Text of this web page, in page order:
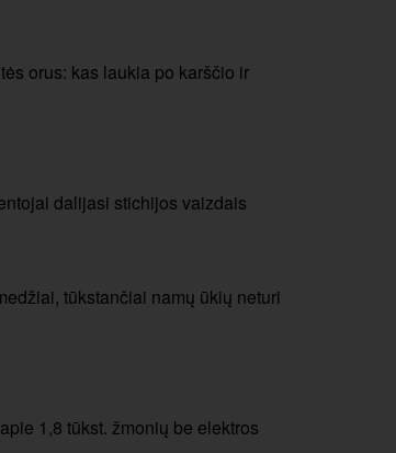
orus: kas laukia po karščio ir
dalijasi stichijos vaizdais
tūkstančiai namų ūkių neturi
1,8 tūkst. žmonių be elektros